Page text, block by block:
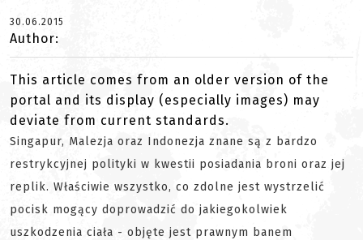
30.06.2015
Author:
This article comes from an older version of the
portal and its display (especially images) may
deviate from current standards.
Singapur, Malezja oraz Indonezja znane są z bardzo
restrykcyjnej polityki w kwestii posiadania broni oraz jej
replik. Właściwie wszystko, co zdolne jest wystrzelić
pocisk mogący doprowadzić do jakiegokolwiek
uszkodzenia ciała - objęte jest prawnym banem